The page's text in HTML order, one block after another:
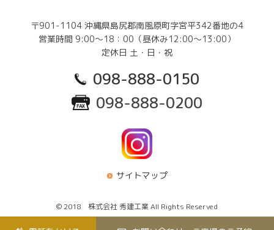
〒901-1104 沖縄県島尻郡南風原町字宮平342番地の4
営業時間 9:00～18：00（昼休み12:00～13:00）
定休日 土・日・祝
098-888-0150
098-888-0200
サイトマップ
© 2018 株式会社 秀建工業 All Rights Reserved